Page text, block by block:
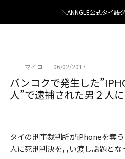
＼ANNGLE公式タイ語
マイコ · 06/02/2017
バンコクで発生した
人”で逮捕された男２人
タイの刑事裁判所がiPhoneを奪
人に死刑判決を言い渡し話題とな